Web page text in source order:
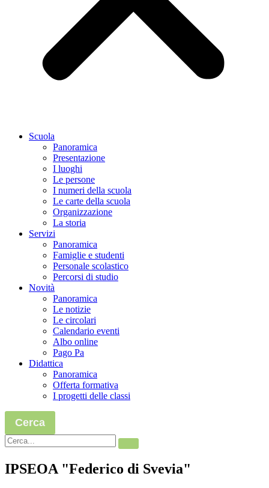
Scuola
Panoramica
Presentazione
I luoghi
Le persone
I numeri della scuola
Le carte della scuola
Organizzazione
La storia
Servizi
Panoramica
Famiglie e studenti
Personale scolastico
Percorsi di studio
Novità
Panoramica
Le notizie
Le circolari
Calendario eventi
Albo online
Pago Pa
Didattica
Panoramica
Offerta formativa
I progetti delle classi
Cerca
IPSEOA "Federico di Svevia"